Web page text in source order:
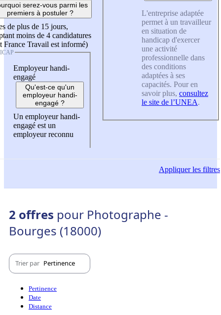
serez-vous parmi les
premiers à postuler ?
de plus de 15 jours,
moins de 4 candidatures
France Travail est informé)
Employeur handi-
engagé
Qu'est-ce qu'un
employeur handi-
engagé ?
Un employeur handi-
engagé est un
employeur reconnu
L'entreprise adaptée
permet à un travailleur
en situation de
handicap d'exercer
une activité
professionnelle dans
des conditions
adaptées à ses
capacités. Pour en
savoir plus, consultez
le site de l’UNEA.
Appliquerles filtres
2 offres pour Photographe -
Bourges (18000)
Trier par Pertinence
Pertinence
Date
Distance